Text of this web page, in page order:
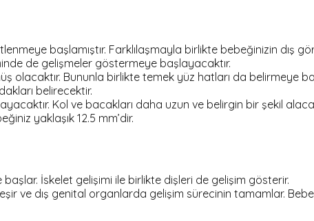
başlamıştır. Farklılaşmayla birlikte bebeğinizin dış
de gelişmeler göstermeye başlayacaktır.
olacaktır. Bununla birlikte temek yüz hatları da belirmeye
belirecektir.
Kol ve bacakları daha uzun ve belirgin bir şekil
yaklaşık 12.5 mm’dir.
İskelet gelişimi ile birlikte dişleri de gelişim gösterir.
ve dış genital organlarda gelişim sürecinin tamamlar.